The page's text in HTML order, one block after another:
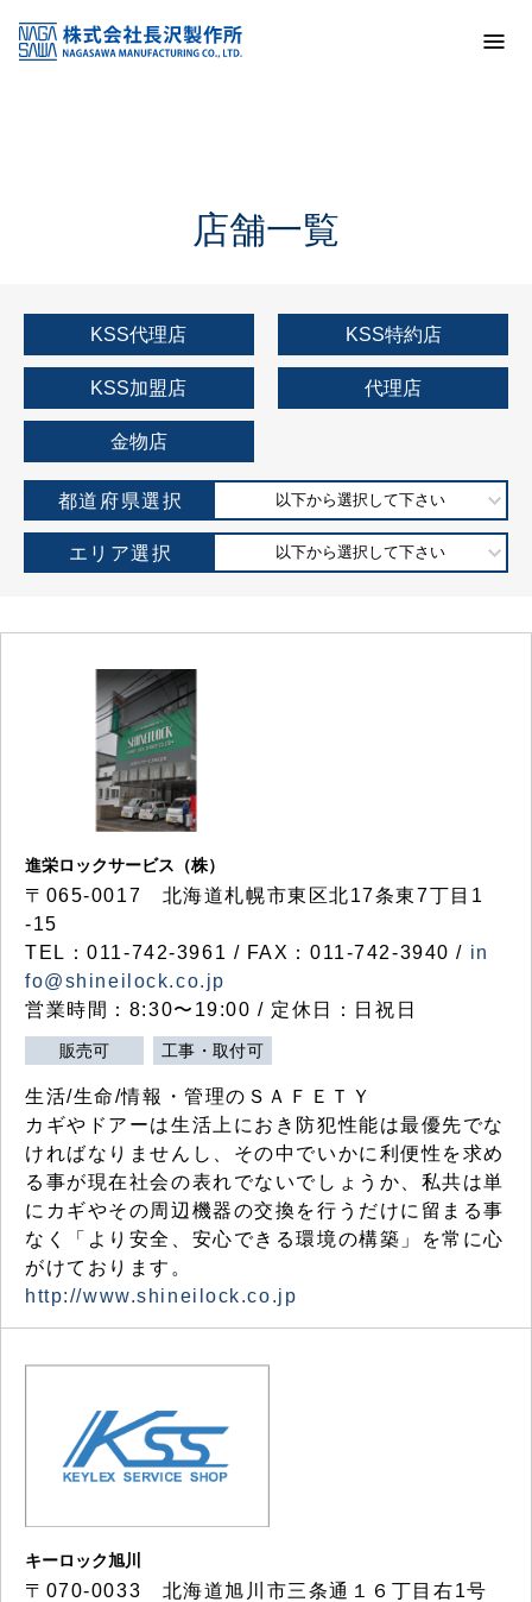
KSS加盟店・取扱店情報
店舗一覧
店舗一覧
KSS代理店 KSS特約店
KSS加盟店 代理店
金物店
都道府県選択 以下から選択して下さい
エリア選択 以下から選択して下さい
進栄ロックサービス（株）
〒065-0017 北海道札幌市東区北17条東7丁目1
-15
TEL：011-742-3961 / FAX：011-742-3940 / in
fo@shineilock.co.jp
営業時間：8:30〜19:00 / 定休日：日祝日
販売可 工事・取付可
生活/生命/情報・管理のＳＡＦＥＴＹ
カギやドアーは生活上におき防犯性能は最優先でな
ければなりませんし、その中でいかに利便性を求め
る事が現在社会の表れでないでしょうか、私共は単
にカギやその周辺機器の交換を行うだけに留まる事
なく「より安全、安心できる環境の構築」を常に心
がけております。
http://www.shineilock.co.jp
キーロック旭川
〒070-0033 北海道旭川市三条通１６丁目右1号